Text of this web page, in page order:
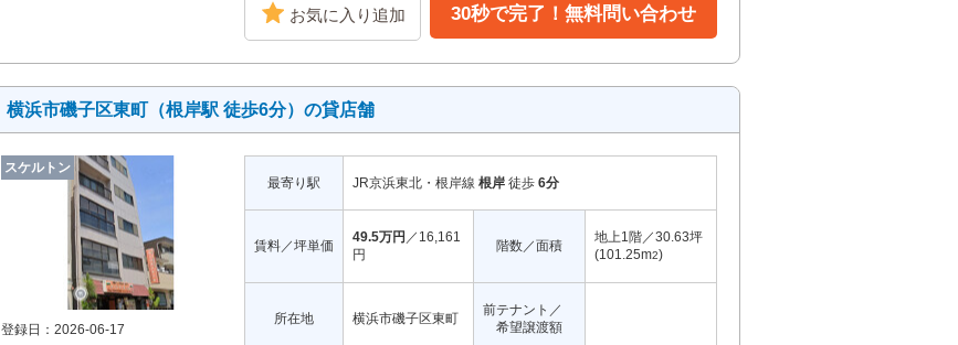
お気に入り追加 30秒で完了！無料問い合わせ
横浜市磯子区東町（根岸駅 徒歩6分）の貸店舗
スケルトン
登録日：2026-06-17
最寄り駅 JR京浜東北・根岸線 根岸 徒歩 6分
賃料／坪単価
49.5万円 ／16,161
円
階数／面積
地上1階／30.63坪
(101.25m2)
所在地 横浜市磯子区東町
前テナント／
希望譲渡額